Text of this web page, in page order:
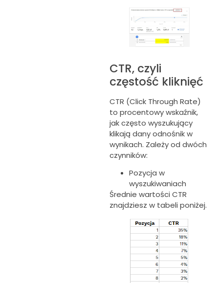
CTR, czyli
częstość kliknięć
CTR (Click Through Rate)
to procentowy wskaźnik,
jak często wyszukujący
klikają dany odnośnik w
wynikach. Zależy od dwóch
czynników:
Pozycja w
wyszukiwaniach
Średnie wartości CTR
znajdziesz w tabeli poniżej.